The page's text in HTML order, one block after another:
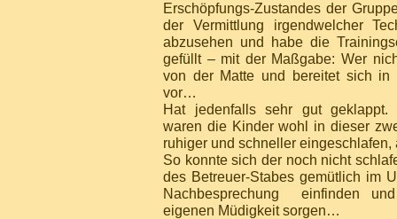
Erschöpfungs-Zustandes der
der Vermittlung irgendwelcher
abzusehen und habe die
gefüllt – mit der Maßgabe: Wer
von der Matte und bereitet sich in
vor…
Hat jedenfalls sehr gut geklappt.
waren die Kinder wohl in dieser
ruhiger und schneller
So konnte sich der noch nicht
des Betreuer-Stabes gemütlich im
Nachbesprechung einfinden
eigenen Müdigkeit sorgen…